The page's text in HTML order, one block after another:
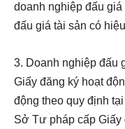
doanh nghiệp đấu
đấu giá tài sản có
3. Doanh nghiệp đấu
Giấy đăng ký hoạt
động theo quy định tại
Sở Tư pháp cấp Giấy